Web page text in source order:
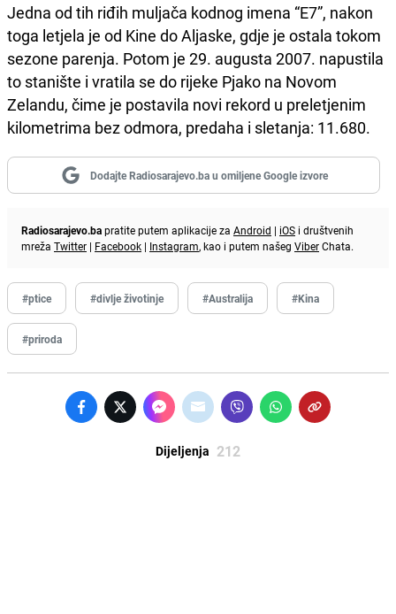
Jedna od tih riđih muljača kodnog imena “E7”, nakon
toga letjela je od Kine do Aljaske, gdje je ostala tokom
sezone parenja. Potom je 29. augusta 2007. napustila
to stanište i vratila se do rijeke Pjako na Novom
Zelandu, čime je postavila novi rekord u preletjenim
kilometrima bez odmora, predaha i sletanja: 11.680.
Dodajte Radiosarajevo.ba u omiljene Google izvore
Radiosarajevo.bapratite putem aplikacije za Android | iOS i društvenih
mreža Twitter | Facebook | Instagram, kao i putem našeg ViberChata.
#ptice #divlje životinje #Australija #Kina
#priroda
Dijeljenja 212